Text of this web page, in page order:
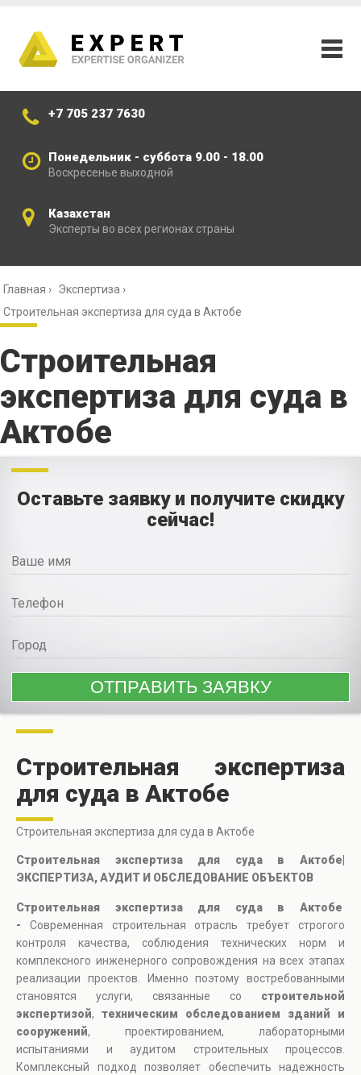
+7 705 237 7630
Понедельник - суббота 9.00 - 18.00
Воскресенье выходной
Казахстан
Эксперты во всех регионах страны
Главная › Экспертиза ›
Строительная экспертиза для суда в Актобе
Строительная
экспертиза для суда в
Актобе
Оставьте заявку и получите скидку
сейчас!
Строительная экспертиза
для суда в Актобе
Строительная экспертиза для суда в Актобе
Строительная экспертиза для суда в Актобе|
ЭКСПЕРТИЗА, АУДИТ И ОБСЛЕДОВАНИЕ ОБЪЕКТОВ
Строительная экспертиза для суда в Актобе
- Современная строительная отрасль требует строгого
контроля качества, соблюдения технических норм и
комплексного инженерного сопровождения на всех этапах
реализации проектов. Именно поэтому востребованными
становятся услуги, связанные со строительной
экспертизой, техническим обследованием зданий и
сооружений, проектированием, лабораторными
испытаниями и аудитом строительных процессов.
Комплексный подход позволяет обеспечить надежность